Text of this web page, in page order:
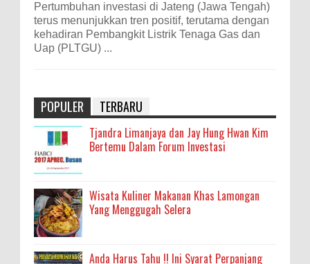
Pertumbuhan investasi di Jateng (Jawa Tengah)
terus menunjukkan tren positif, terutama dengan
kehadiran Pembangkit Listrik Tenaga Gas dan
Uap (PLTGU) ...
POPULER TERBARU
Tjandra Limanjaya dan Jay Hung Hwan Kim
Bertemu Dalam Forum Investasi
Wisata Kuliner Makanan Khas Lamongan
Yang Menggugah Selera
Anda Harus Tahu !! Ini Syarat Perpanjang